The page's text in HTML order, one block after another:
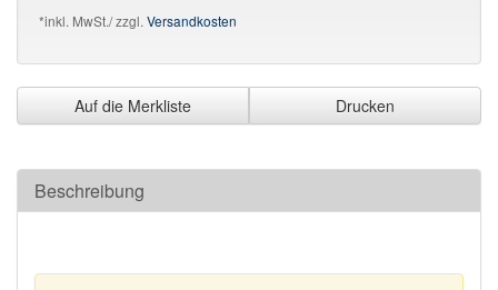
*inkl. MwSt./ zzgl.Versandkosten
Auf die Merkliste Drucken
Beschreibung